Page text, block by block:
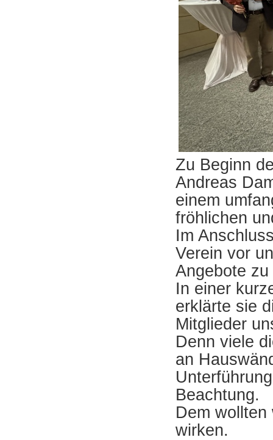
Zu Beginn
Andreas
einem
fröhlichen
Im
Verein vor
Angebote
In einer
erklärte sie
Mitglieder
Denn viele
an
Beachtung.
Dem
wirken.